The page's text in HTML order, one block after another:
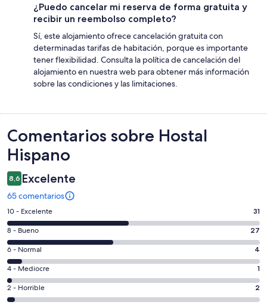
¿Puedo cancelar mi reserva de forma gratuita y
recibir un reembolso completo?
Sí, este alojamiento ofrece cancelación gratuita con
determinadas tarifas de habitación, porque es importante
tener flexibilidad. Consulta la política de cancelación del
alojamiento en nuestra web para obtener más información
sobre las condiciones y las limitaciones.
Comentarios
Comentarios sobre Hostal
Hispano
8,6 Excelente
65 comentarios
31
comentarios
de
un
total
de
65
con
10 - Excelente 31
27
comentarios
de
un
total
de
8 - Bueno 27
4
comentarios
de
un
total
6 - Normal 4
1
comentarios
de
4 - Mediocre 1
2
comentarios
2 - Horrible 2